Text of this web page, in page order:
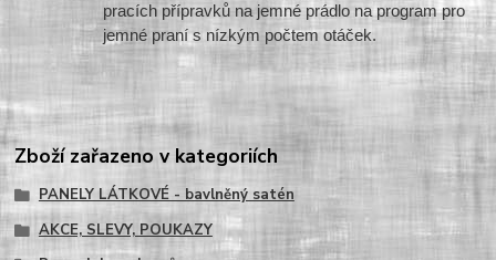
pracích přípravků na jemné prádlo na program pro
jemné praní s nízkým počtem otáček.
Zboží zařazeno v kategoriích
PANELY LÁTKOVÉ - bavlněný satén
AKCE, SLEVY, POUKAZY